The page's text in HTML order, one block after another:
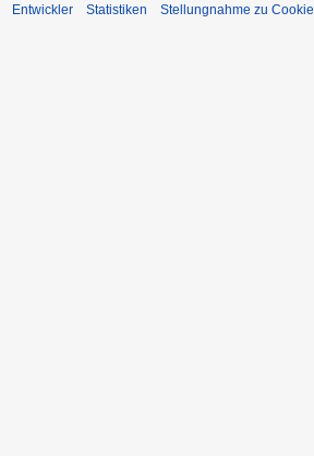
Entwickler Statistiken Stellungnahme zu